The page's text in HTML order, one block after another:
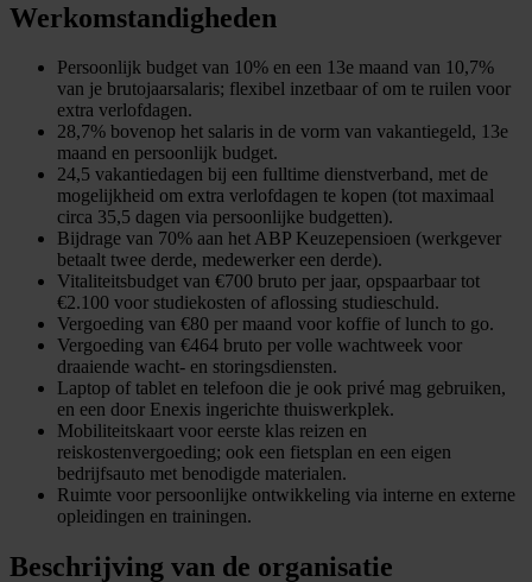
Werkomstandigheden
Persoonlijk budget van 10% en een 13e maand van 10,7%
van je brutojaarsalaris; flexibel inzetbaar of om te ruilen voor
extra verlofdagen.
28,7% bovenop het salaris in de vorm van vakantiegeld, 13e
maand en persoonlijk budget.
24,5 vakantiedagen bij een fulltime dienstverband, met de
mogelijkheid om extra verlofdagen te kopen (tot maximaal
circa 35,5 dagen via persoonlijke budgetten).
Bijdrage van 70% aan het ABP Keuzepensioen (werkgever
betaalt twee derde, medewerker een derde).
Vitaliteitsbudget van €700 bruto per jaar, opspaarbaar tot
€2.100 voor studiekosten of aflossing studieschuld.
Vergoeding van €80 per maand voor koffie of lunch to go.
Vergoeding van €464 bruto per volle wachtweek voor
draaiende wacht- en storingsdiensten.
Laptop of tablet en telefoon die je ook privé mag gebruiken,
en een door Enexis ingerichte thuiswerkplek.
Mobiliteitskaart voor eerste klas reizen en
reiskostenvergoeding; ook een fietsplan en een eigen
bedrijfsauto met benodigde materialen.
Ruimte voor persoonlijke ontwikkeling via interne en externe
opleidingen en trainingen.
Beschrijving van de organisatie